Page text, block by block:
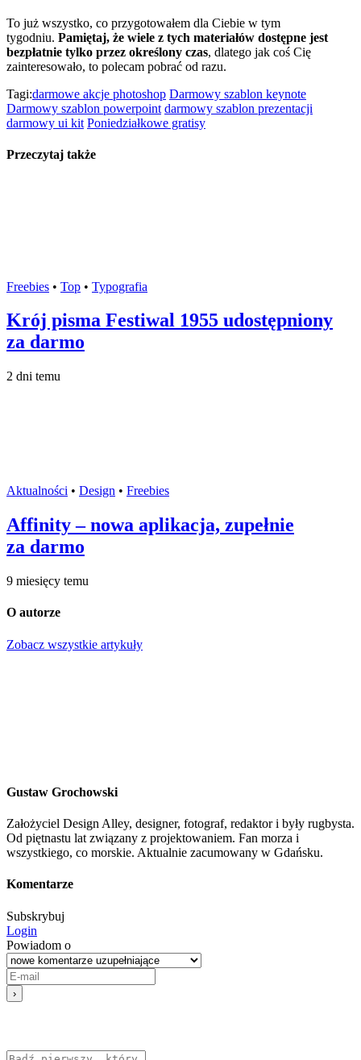
To już wszystko, co przygotowałem dla Ciebie w tym
tygodniu. Pamiętaj, że wiele z tych materiałów dostępne jest
bezpłatnie tylko przez określony czas, dlatego jak coś Cię
zainteresowało, to polecam pobrać od razu.
Tagi:darmowe akcje photoshop Darmowy szablon keynote
Darmowy szablon powerpoint darmowy szablon prezentacji
darmowy ui kit Poniedziałkowe gratisy
Przeczytaj także
Freebies • Top • Typografia
Krój pisma Festiwal 1955 udostępniony
za darmo
2 dni temu
Aktualności • Design • Freebies
Affinity – nowa aplikacja, zupełnie
za darmo
9 miesięcy temu
O autorze
Zobacz wszystkie artykuły
Gustaw Grochowski
Założyciel Design Alley, designer, fotograf, redaktor i były rugbysta.
Od piętnastu lat związany z projektowaniem. Fan morza i
wszystkiego, co morskie. Aktualnie zacumowany w Gdańsku.
Komentarze
Subskrybuj
Login
Powiadom o